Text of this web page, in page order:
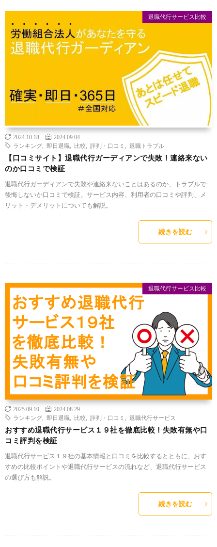
退職代行サービス比較
2024.10.18
2024.09.04
ランキング
即日退職 比較 評判・口コミ 退職トラブル
【口コミサイト】退職代行ガーディアンで失敗！連絡来ない
のか口コミで検証
退職代行ガーディアンで失敗や連絡来ないことはあるのか、トラブルで
後悔しないか口コミで検証。サービス内容、利用者の口コミや評判、メ
リット・デメリットについても解説。
続きを読む
退職代行サービス比較
2025.09.10
2024.08.29
ランキング
即日退職 比較 評判・口コミ 退職代行サービス
おすすめ退職代行サービス１９社を徹底比較！失敗有無や口
コミ評判を検証
退職代行サービス１９社の基本情報と口コミを比較するとともに、おす
すめの比較ポイントや退職代行サービスの流れなど、退職代行サービス
の選び方も解説。
続きを読む